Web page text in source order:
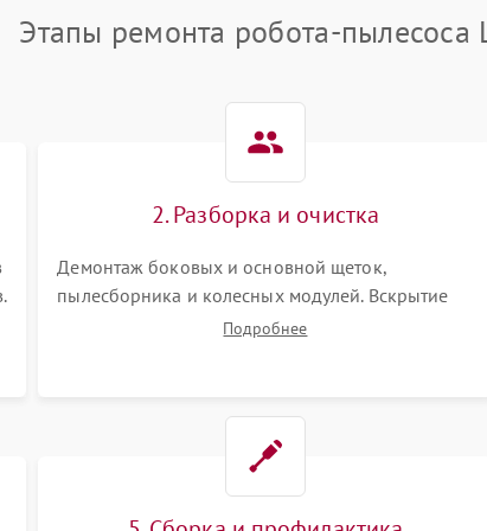
Этапы ремонта робота-пылесоса
2. Разборка и очистка
Демонтаж боковых и основной щеток,
пылесборника и колесных модулей. Вскрытие
корпуса робота. Тщательная очистка внутренних
Подробнее